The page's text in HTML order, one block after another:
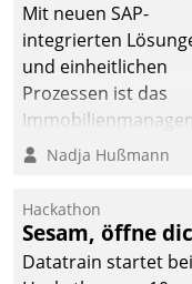
Mit neuen SAP-
integrierten
und einheitlichen
Prozessen ist das
der Bayerischen
Ressort
künftige Aufgaben
Herausforderungen
Nadja Hußmann
Hackathon
Sesam, öffne
Datatrain startet